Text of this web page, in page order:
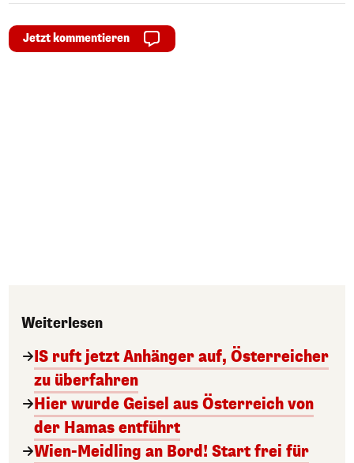
Jetzt kommentieren
Weiterlesen
IS ruft jetzt Anhänger auf, Österreicher
zu überfahren
Hier wurde Geisel aus Österreich von
der Hamas entführt
Wien-Meidling an Bord! Start frei für